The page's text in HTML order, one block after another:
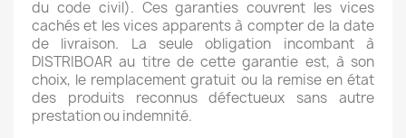
du code civil). Ces garanties couvrent les vices
cachés et les vices apparents à compter de la date
de livraison. La seule obligation incombant à
DISTRIBOAR au titre de cette garantie est, à son
choix, le remplacement gratuit ou la remise en état
des produits reconnus défectueux sans autre
prestation ou indemnité.